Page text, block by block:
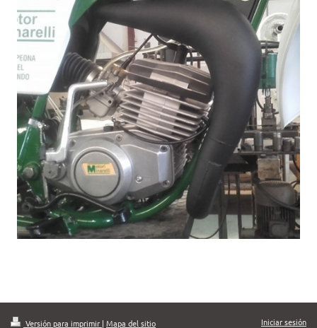
Versión para imprimir | Mapa del sitio
Iniciar sesión